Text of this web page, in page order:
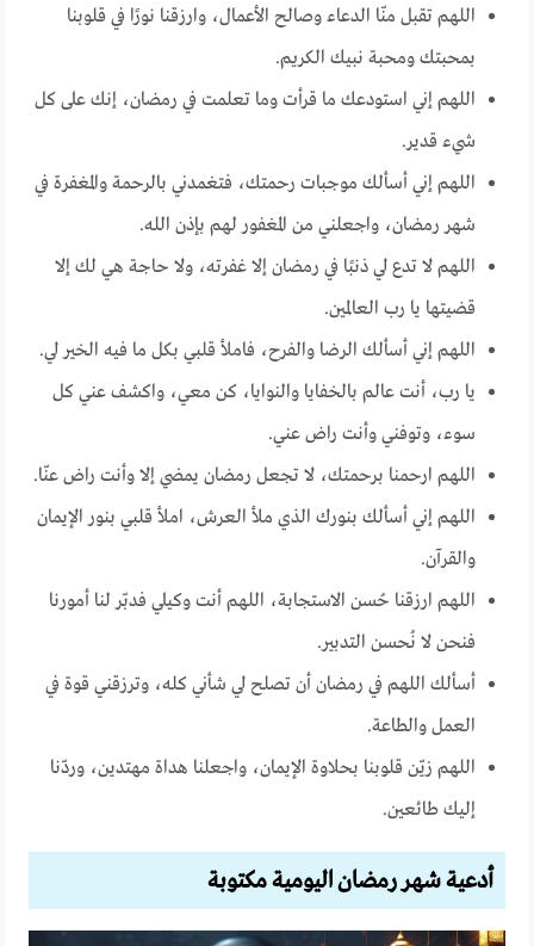
اللهم تقبل منّا الدعاء وصالح الأعمال، وارزقنا نورًا في قلوبنا
بمحبتك ومحبة نبيك الكريم.
اللهم إني استودعك ما قرأت وما تعلمت في رمضان، إنك على كل
شيء قدير.
اللهم إني أسألك موجبات رحمتك، فتغمدني بالرحمة والمغفرة في
شهر رمضان، واجعلني من المغفور لهم بإذن الله.
اللهم لا تدع لي ذنبًا في رمضان إلا غفرته، ولا حاجة هي لك إلا
قضيتها يا رب العالمين.
اللهم إني أسألك الرضا والفرح، فاملأ قلبي بكل ما فيه الخير لي.
يا رب، أنت عالم بالخفايا والنوايا، كن معي، واكشف عني كل
سوء، وتوفني وأنت راض عني.
اللهم ارحمنا برحمتك، لا تجعل رمضان يمضي إلا وأنت راض عنّا.
اللهم إني أسألك بنورك الذي ملأ العرش، املأ قلبي بنور الإيمان
والقرآن.
اللهم ارزقنا حُسن الاستجابة، اللهم أنت وكيلي فدبّر لنا أمورنا
فنحن لا نُحسن التدبير.
أسألك اللهم في رمضان أن تصلح لي شأني كله، وترزقني قوة في
العمل والطاعة.
اللهم زيّن قلوبنا بحلاوة الإيمان، واجعلنا هداة مهتدين، وردّنا
إليك طائعين.
أدعية شهر رمضان اليومية مكتوبة